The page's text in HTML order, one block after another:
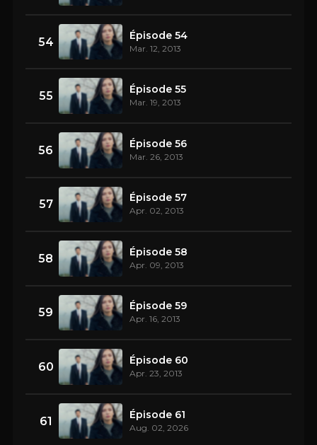
54 Épisode 54
Mar. 12, 2013
55 Épisode 55
Mar. 19, 2013
56 Épisode 56
Mar. 26, 2013
57 Épisode 57
Apr. 02, 2013
58 Épisode 58
Apr. 09, 2013
59 Épisode 59
Apr. 16, 2013
60 Épisode 60
Apr. 23, 2013
61 Épisode 61
Aug. 02, 2026